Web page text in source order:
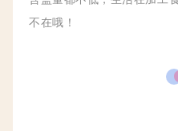
不在哦！